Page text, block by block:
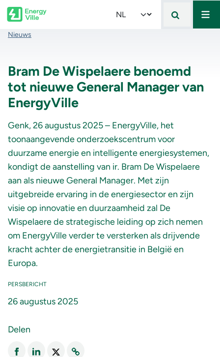
Skip to main content
Select your language
Kruimelpad
Nieuws
Bram De Wispelaere benoemd
tot nieuwe General Manager van
EnergyVille
Genk, 26 augustus 2025 – EnergyVille, het
toonaangevende onderzoekscentrum voor
duurzame energie en intelligente energiesystemen,
kondigt de aanstelling van ir. Bram DeWispelaere
aan als nieuwe General Manager. Met zijn
uitgebreide ervaring in de energiesector en zijn
visie op innovatie en duurzaamheid zal De
Wispelaerede strategische leiding op zich nemen
om EnergyVille verder te versterken als drijvende
kracht achter de energietransitie in België en
Europa.
PERSBERICHT
26 augustus 2025
Delen